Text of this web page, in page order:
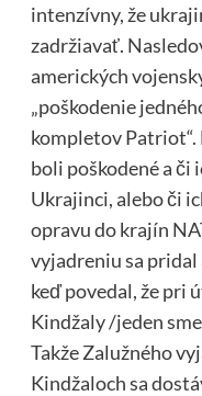
intenzívny, že
zadržiavať.
amerických
„poškodenie
kompletov Patriot“.
boli poškodené a či
Ukrajinci, alebo či
opravu do krajín
vyjadreniu sa
keď povedal, že pri
Kindžaly /jeden
Takže Zalužného
Kindžaloch sa